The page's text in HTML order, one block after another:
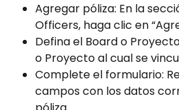
Agregar póliza: En la
Officers, haga clic en
Defina el Board o
o Proyecto al cual se
Complete el formulario:
campos con los datos